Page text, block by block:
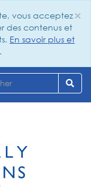
×
vous acceptez
des contenus et
En savoir plus et